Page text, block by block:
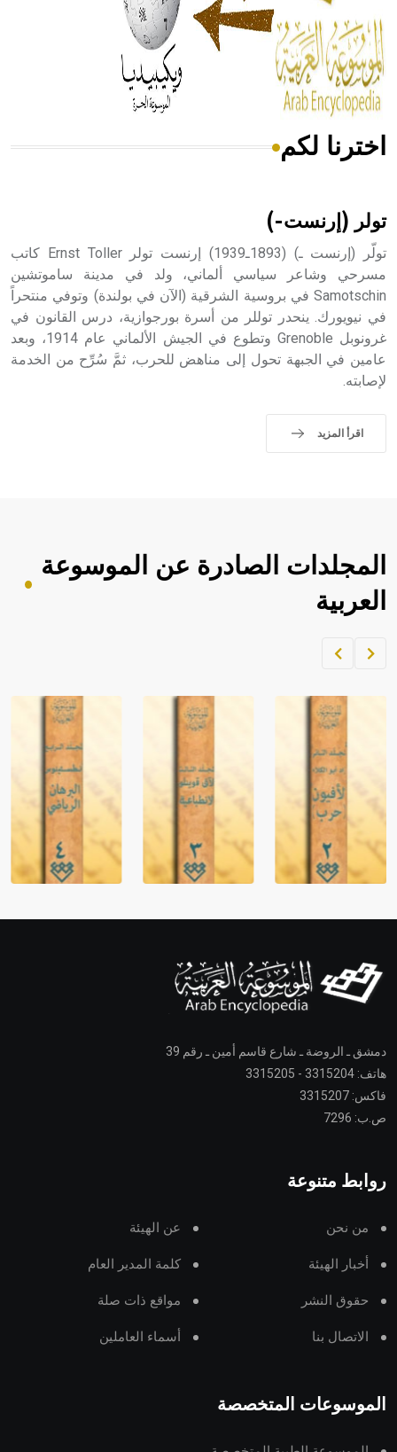
- هل تعلم أن المرجان إفراز حيواني يتكون في البحر ويتركب
من مادة كربونات الكلسيوم، وهو أحمر أو شديد الحمرة وهو
أجود أنواعه، ويمتاز بكبر الحجم ويسمى الش
هل تعلم أن الأبسيد كلمة فرنسية اللفظ تم اعتمادها مصطلحاً
- هل تعلم أن أبجر Abgar اسم معروف جيداً يعود إلى عدد من
الملوك الذين حكموا مدينة إديسا (الرها) من أبجر الأول وحتى
التاسع، وهم ينتسبون إلى أسرة أوسروين
اخترنا لكم
تولر (إرنست-)
تولّر (إرنست ـ) (1893ـ1939) إرنست تولر Ernst Toller كاتب
مسرحي وشاعر سياسي ألماني، ولد في مدينة ساموتشين
Samotschin في بروسية الشرقية (الآن في بولندة) وتوفي منتحراً
في نيويورك. ينحدر توللر من أسرة بورجوازية، درس القانون في
غرونوبل Grenoble وتطوع في الجيش الألماني عام 1914، وبعد
عامين في الجبهة تحول إلى مناهض للحرب، ثمَّ سُرِّح من الخدمة
لإصابته.
اقرأ المزيد
المجلدات الصادرة عن الموسوعة
العربية
دمشق ـ الروضة ـ شارع قاسم أمين ـ رقم 39
هاتف: 3315204 - 3315205
فاكس: 3315207
ص.ب: 7296
روابط متنوعة
من نحن عن الهيئة
أخبار الهيئة كلمة المدير العام
حقوق النشر مواقع ذات صلة
الاتصال بنا أسماء العاملين
الموسوعات المتخصصة